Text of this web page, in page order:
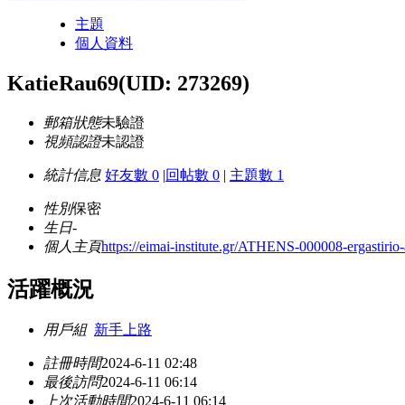
主題
個人資料
KatieRau69(UID: 273269)
郵箱狀態未驗證
視頻認證未認證
統計信息 好友數 0 |回帖數 0 | 主題數 1
性別保密
生日-
個人主頁https://eimai-institute.gr/ATHENS-000008-
活躍概況
用戶組 新手上路
註冊時間2024-6-11 02:48
最後訪問2024-6-11 06:14
上次活動時間2024-6-11 06:14